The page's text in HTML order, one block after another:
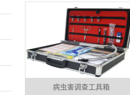
病虫害调查工具箱